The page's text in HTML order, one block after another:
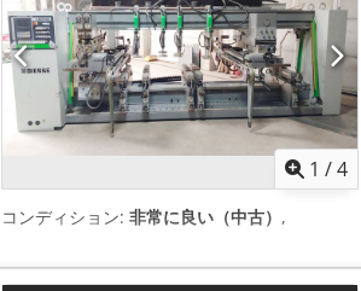
1 /4
コンディション: 非常に良い（中古） ,